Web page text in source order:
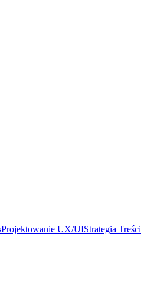
Projektowanie UX/UIStrategia Treści